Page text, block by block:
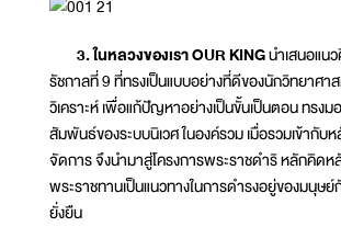
3. ในหลวงของเรา OUR KINGนำเสนอแน
รัชกาลที่ 9 ที่ทรงเป็นแบบอย่างที่ดีของนักวิทยาศา
วิเคราะห์ เพื่อแก้ปัญหาอย่างเป็นขั้นเป็นตอน ทรงม
สัมพันธ์ของระบบนิเวศ ในองค์รวม เมื่อรวมเข้ากับ
จัดการ จึงนำมาสู่โครงการพระราชดำริ หลักคิด
พระราชทานเป็นแนวทางในการดำรงอยู่ของมนุษย์
ยั่งยืน